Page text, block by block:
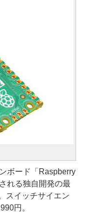
ボード「Raspberry
れる独自開発の最
スイッチサイエン
円。